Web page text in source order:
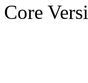
Core